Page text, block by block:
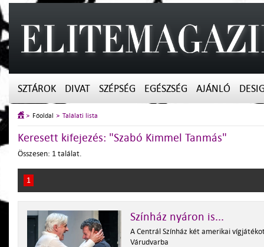
SZTÁROK DIVAT SZÉPSÉG EGÉSZSÉG AJÁNLÓ
Főoldal Találati lista
Keresett kifejezés: "Szabó Kimmel Tanmás"
Összesen: 1 találat.
1
Színház nyáron is...
A Centrál Színház két amerikai
Várudvarba